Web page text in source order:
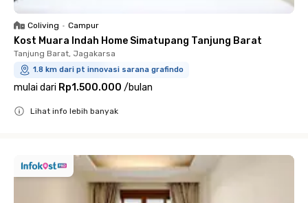
Coliving • Campur
Kost Muara Indah Home Simatupang Tanjung Barat
Tanjung Barat, Jagakarsa
1.8 km dari pt innovasi sarana grafindo
mulai dari Rp1.500.000 /bulan
Lihat info lebih banyak